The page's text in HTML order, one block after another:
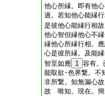
他心所縁。即有他
過。若知他心能縁
是彼他心能縁行相
他心智但縁他心不
縁他心所縁行相。
心是彼所縁。及
智至如應 1 容有
能取欲･色界繋。
非所繋。知無漏心
故 唯知。現在。簡